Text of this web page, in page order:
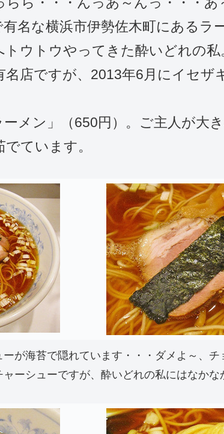
名な横浜市伊勢佐木町にあるラ
トウトウやってきた酔いどれの
店ですが、2013年6月にイセザ
メン」（650円）。ご主人が大
ています。
が海苔で隠れています・・・ダメよ～、チ
ーシューですが、酔いどれの私にはなかな